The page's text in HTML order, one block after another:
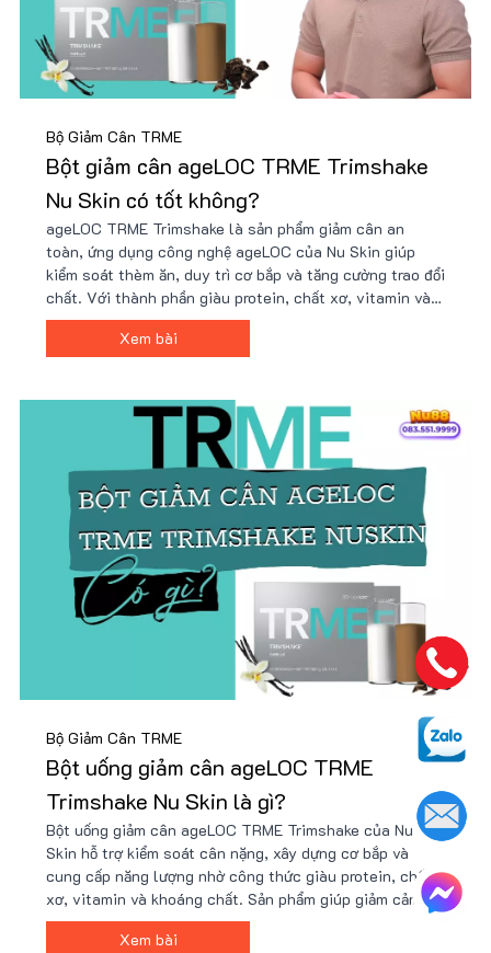
Bộ Giảm Cân TRME
Bột giảm cân ageLOC TRME Trimshake
Nu Skin có tốt không?
ageLOC TRME Trimshake là sản phẩm giảm cân an
toàn, ứng dụng công nghệ ageLOC của Nu Skin giúp
kiểm soát thèm ăn, duy trì cơ bắp và tăng cường trao đổi
chất. Với thành phần giàu protein, chất xơ, vitamin và
khoáng chất, Trimshake hỗ trợ cải thiện vóc dáng hiệu
quả. Mua ngay tại Nu88 để có giá ưu đãi!
Xem bài
Bộ Giảm Cân TRME
Bột uống giảm cân ageLOC TRME
Trimshake Nu Skin là gì?
Bột uống giảm cân ageLOC TRME Trimshake của Nu
Skin hỗ trợ kiểm soát cân nặng, xây dựng cơ bắp và
cung cấp năng lượng nhờ công thức giàu protein, chất
xơ, vitamin và khoáng chất. Sản phẩm giúp giảm cảm
giác thèm ăn, tăng cường trao đổi chất và phù hợp với
người bận rộn hoặc tập luyện. Giá tốt tại Nu88!
Xem bài